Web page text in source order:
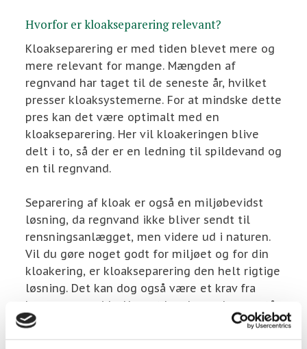
Hvorfor er kloakseparering relevant?
Kloakseparering er med tiden blevet mere og
mere relevant for mange. Mængden af
regnvand har taget til de seneste år, hvilket
presser kloaksystemerne. For at mindske dette
pres kan det være optimalt med en
kloakseparering. Her vil kloakeringen blive
delt i to, så der er en ledning til spildevand og
en til regnvand.​
Separering af kloak er også en miljøbevidst
løsning, da regnvand ikke bliver sendt til
rensningsanlægget, men videre ud i naturen.
Vil du gøre noget godt for miljøet og for din
kloakering, er kloakseparering den helt rigtige
løsning. Det kan dog også være et krav fra
kommunens side. Uanset hvad grunden er, står
vi klar til at hjælpe med din kloakering.